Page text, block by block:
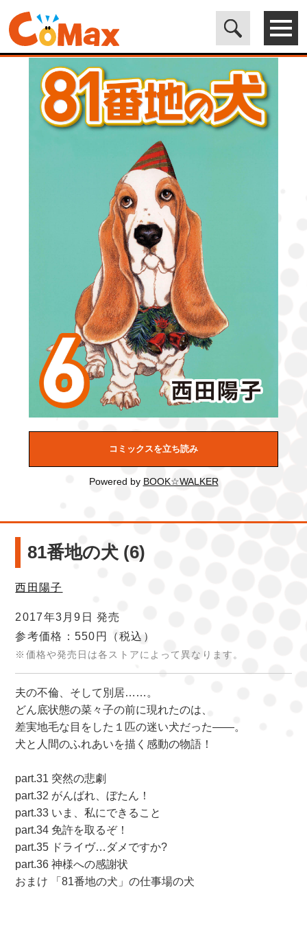
電子書籍マンガ CoMax(コマックス)公式サイト - 株式会社ICE>
LEGEND> 81番地の犬 (6)
コミックスを立ち読み
Powered by BOOK☆WALKER
81番地の犬 (6)
西田陽子
2017年3月9日 発売
参考価格：550円
（税込）
※価格や発売日は各ストアによって異なります。
夫の不倫、そして別居……。
どん底状態の菜々子の前に現れたのは、
差実地毛な目をした１匹の迷い犬だった――。
犬と人間のふれあいを描く感動の物語！
part.31 突然の悲劇
part.32 がんばれ、ぼたん！
part.33 いま、私にできること
part.34 免許を取るぞ！
part.35 ドライヴ…ダメですか?
part.36 神様への感謝状
おまけ 「81番地の犬」の仕事場の犬